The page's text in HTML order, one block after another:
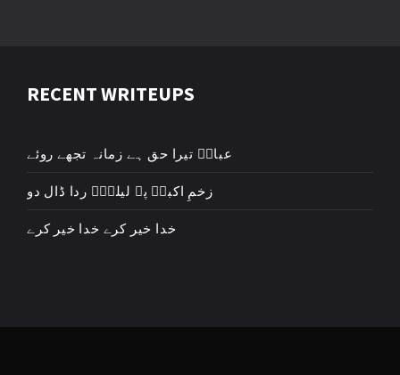
RECENT WRITEUPS
عباسؑ تیرا حق ہے زمانہ تجھے روئے
زخمِ اکبرؑ پہ لیلیٰؑ ردا ڈال دو
خدا خیر کرے خدا خیر کرے